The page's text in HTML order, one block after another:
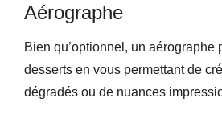
Aérographe
Bien qu’optionnel, un aérographe
desserts en vous permettant de
dégradés ou de nuances